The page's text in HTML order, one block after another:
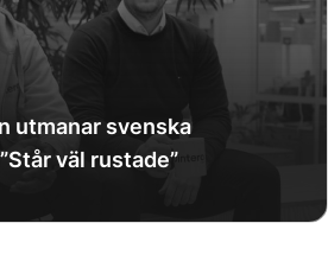
utmanar svenska
väl rustade”